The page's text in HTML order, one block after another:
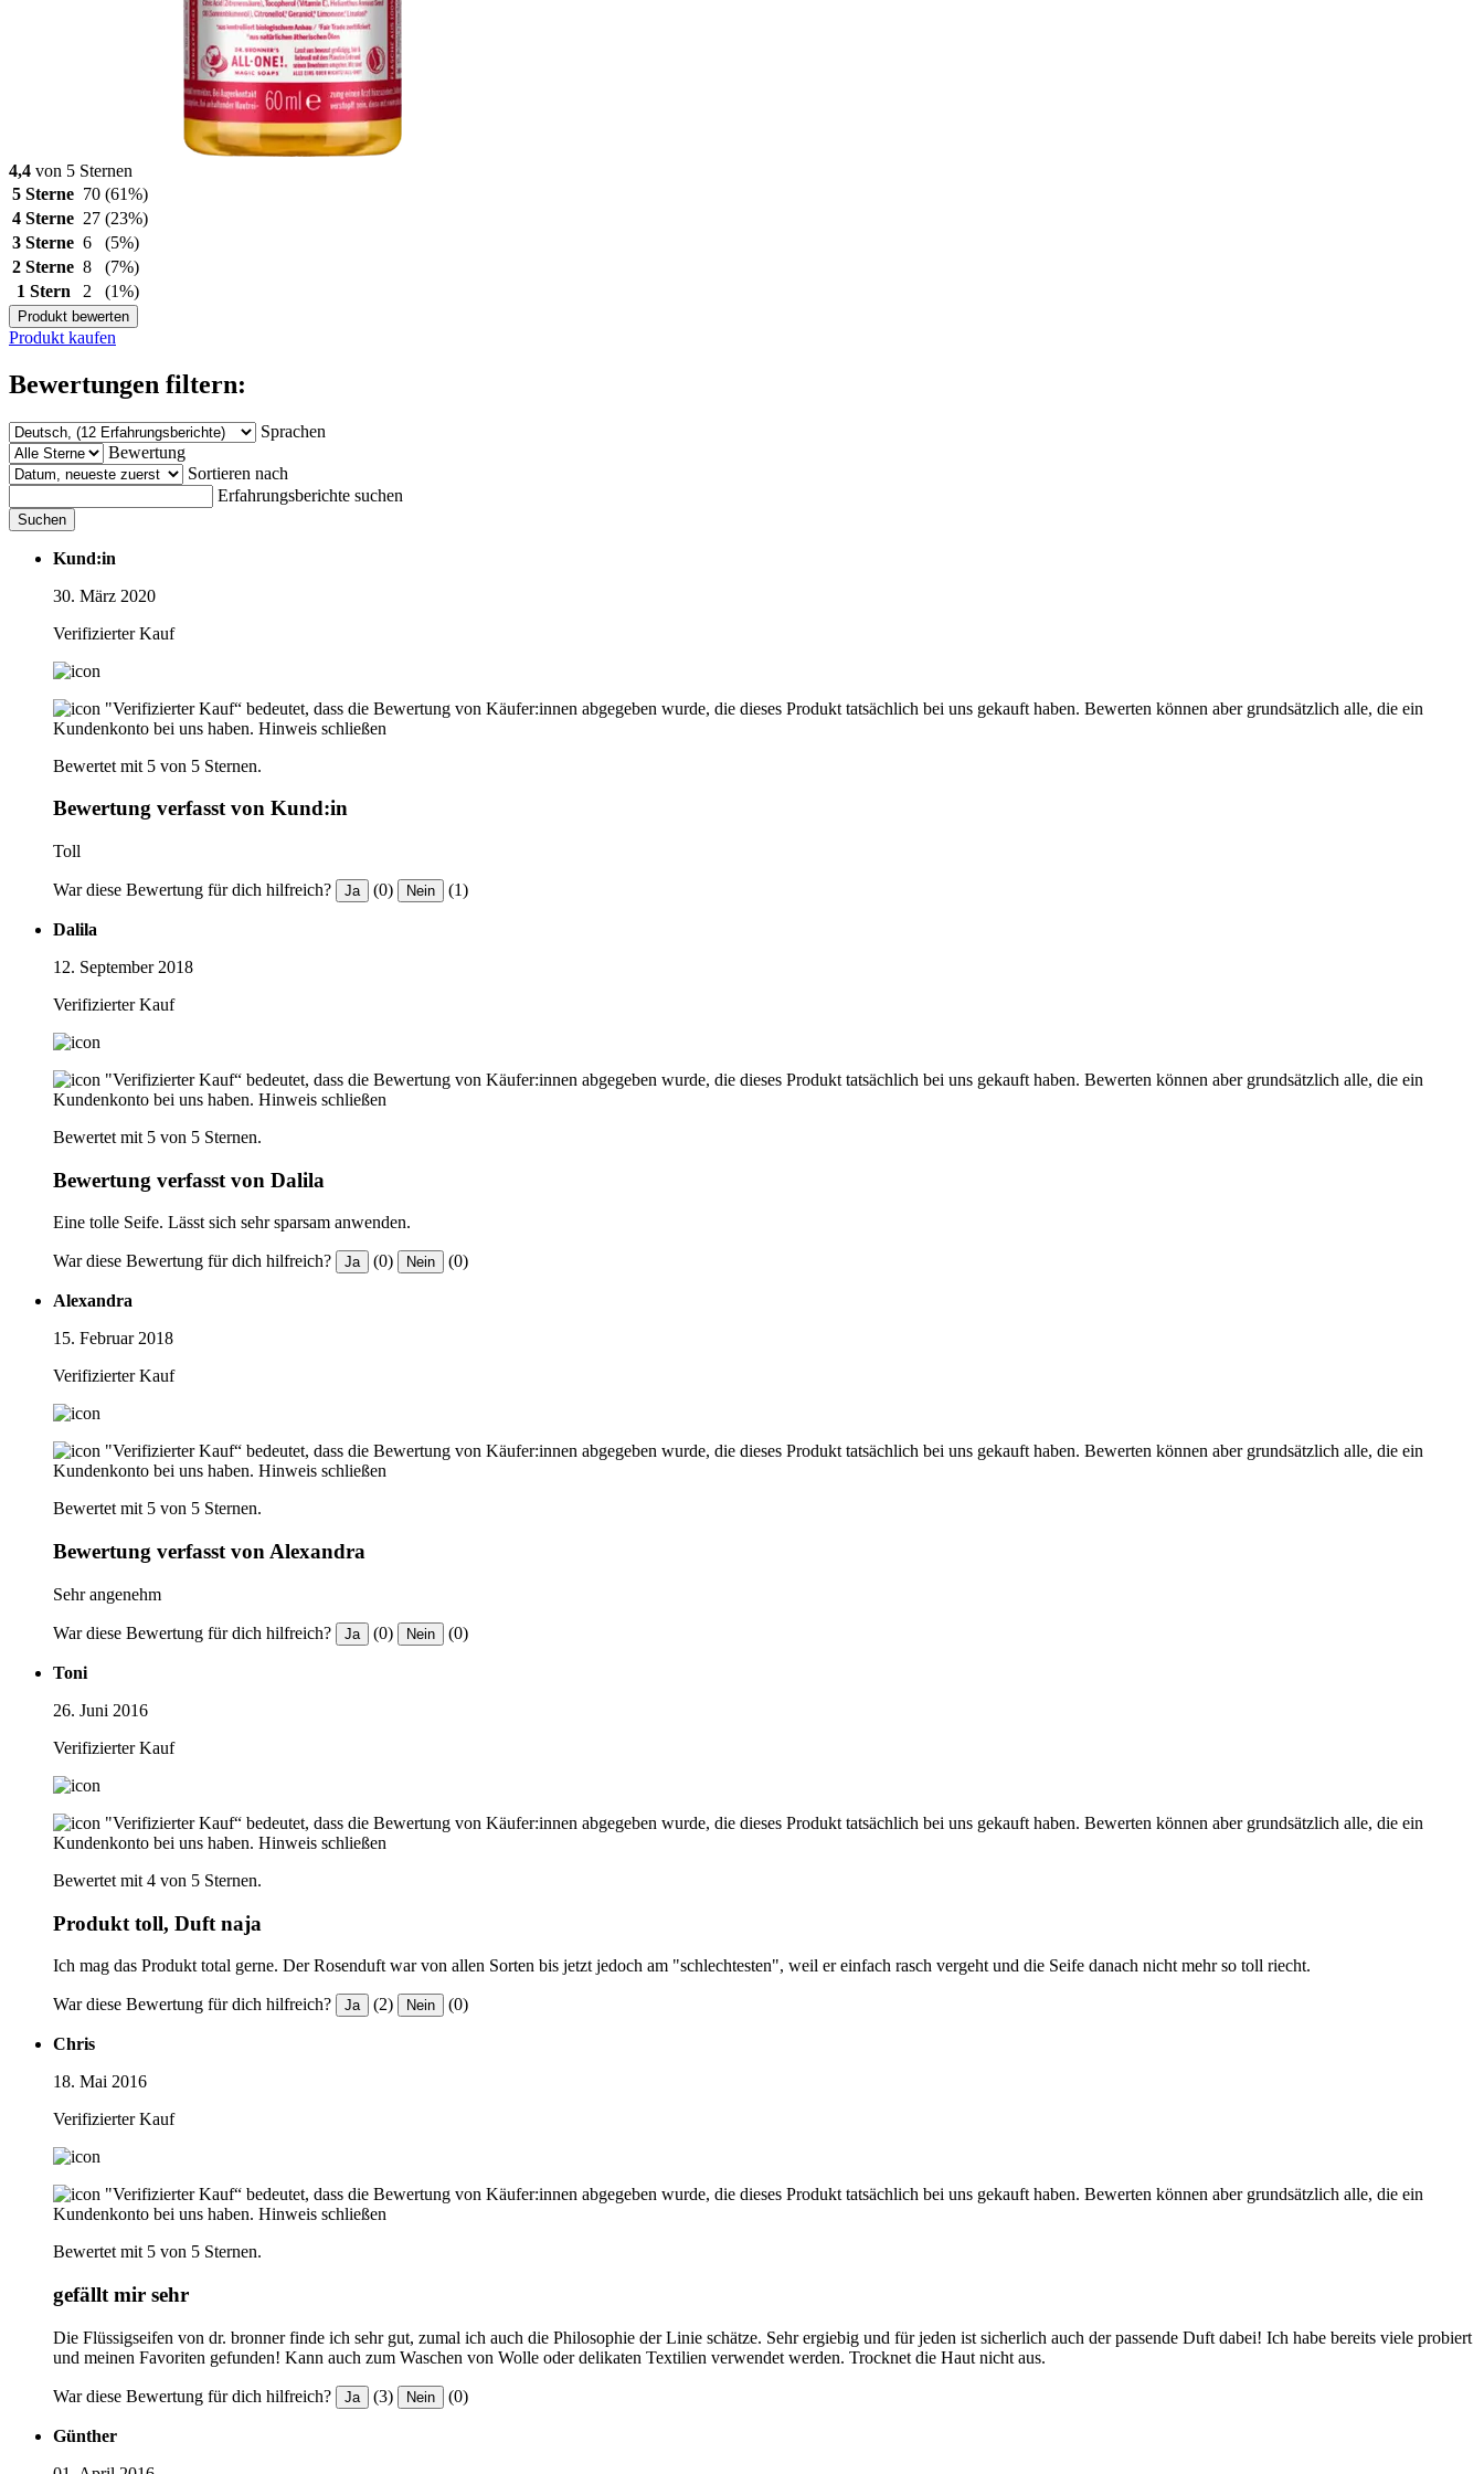
4,4 von 5 Sternen
5 Sterne 70 (61%)
4 Sterne 27 (23%)
3 Sterne 6
(5%)
2 Sterne 8
(7%)
1 Stern
2 (1%)
Produkt bewerten
Produkt kaufen
Bewertungen filtern:
Sprachen
Bewertung
Sortieren nach
Erfahrungsberichte suchen
Suchen
Kund:in
30. März 2020
Verifizierter Kauf
"Verifizierter Kauf“ bedeutet, dass die Bewertung von Käufer:innen abgegeben wurde, die dieses Produkt tatsächlich bei uns gekauft haben. Bewerten können aber grundsätzlich alle, die ein
Kundenkonto bei uns haben. Hinweis schließen
Bewertet mit 5 von 5 Sternen.
Bewertung verfasst von Kund:in
Toll
War diese Bewertung für dich hilfreich? Ja (0) Nein (1)
Dalila
12. September 2018
Verifizierter Kauf
"Verifizierter Kauf“ bedeutet, dass die Bewertung von Käufer:innen abgegeben wurde, die dieses Produkt tatsächlich bei uns gekauft haben. Bewerten können aber grundsätzlich alle, die ein
Kundenkonto bei uns haben. Hinweis schließen
Bewertet mit 5 von 5 Sternen.
Bewertung verfasst von Dalila
Eine tolle Seife. Lässt sich sehr sparsam anwenden.
War diese Bewertung für dich hilfreich? Ja (0) Nein (0)
Alexandra
15. Februar 2018
Verifizierter Kauf
"Verifizierter Kauf“ bedeutet, dass die Bewertung von Käufer:innen abgegeben wurde, die dieses Produkt tatsächlich bei uns gekauft haben. Bewerten können aber grundsätzlich alle, die ein
Kundenkonto bei uns haben. Hinweis schließen
Bewertet mit 5 von 5 Sternen.
Bewertung verfasst von Alexandra
Sehr angenehm
War diese Bewertung für dich hilfreich? Ja (0) Nein (0)
Toni
26. Juni 2016
Verifizierter Kauf
"Verifizierter Kauf“ bedeutet, dass die Bewertung von Käufer:innen abgegeben wurde, die dieses Produkt tatsächlich bei uns gekauft haben. Bewerten können aber grundsätzlich alle, die ein
Kundenkonto bei uns haben. Hinweis schließen
Bewertet mit 4 von 5 Sternen.
Produkt toll, Duft naja
Ich mag das Produkt total gerne. Der Rosenduft war von allen Sorten bis jetzt jedoch am "schlechtesten", weil er einfach rasch vergeht und die Seife danach nicht mehr so toll riecht.
War diese Bewertung für dich hilfreich? Ja (2) Nein (0)
Chris
18. Mai 2016
Verifizierter Kauf
"Verifizierter Kauf“ bedeutet, dass die Bewertung von Käufer:innen abgegeben wurde, die dieses Produkt tatsächlich bei uns gekauft haben. Bewerten können aber grundsätzlich alle, die ein
Kundenkonto bei uns haben. Hinweis schließen
Bewertet mit 5 von 5 Sternen.
gefällt mir sehr
Die Flüssigseifen von dr. bronner finde ich sehr gut, zumal ich auch die Philosophie der Linie schätze. Sehr ergiebig und für jeden ist sicherlich auch der passende Duft dabei! Ich habe bereits viele probiert
und meinen Favoriten gefunden! Kann auch zum Waschen von Wolle oder delikaten Textilien verwendet werden. Trocknet die Haut nicht aus.
War diese Bewertung für dich hilfreich? Ja (3) Nein (0)
Günther